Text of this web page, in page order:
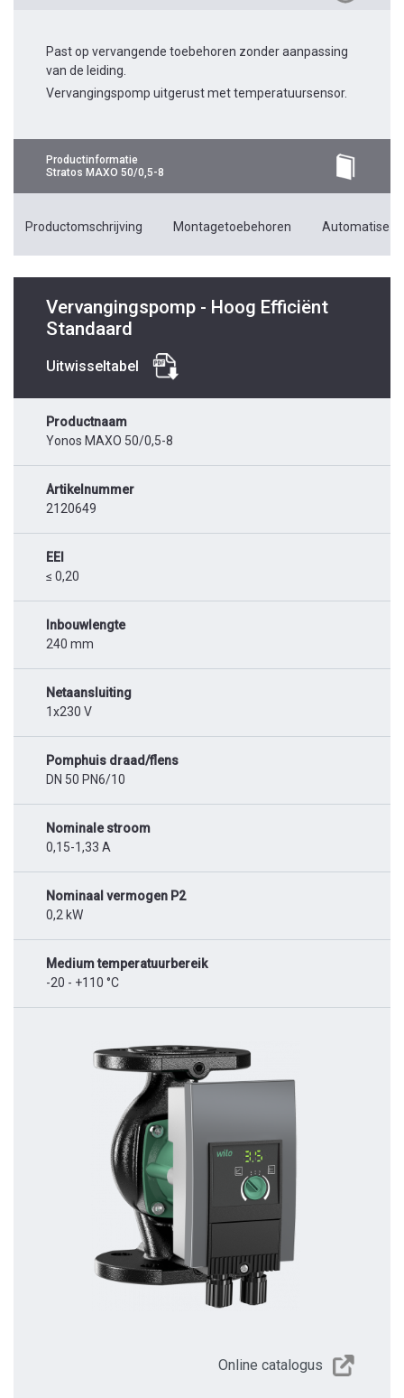
Past op vervangende toebehoren zonder aanpassing
van de leiding.
Vervangingspomp uitgerust met temperatuursensor.
Productinformatie
Stratos MAXO 50/0,5-8
Productomschrijving Montagetoebehoren
Vervangingspomp - Hoog Efficiënt
Standaard
Uitwisseltabel
Productnaam
Yonos MAXO 50/0,5-8
Artikelnummer
2120649
EEI
≤ 0,20
Inbouwlengte
240 mm
Netaansluiting
1x230 V
Pomphuis draad/flens
DN 50 PN6/10
Nominale stroom
0,15-1,33 A
Nominaal vermogen P2
0,2 kW
Medium temperatuurbereik
-20 - +110 °C
Online catalogus